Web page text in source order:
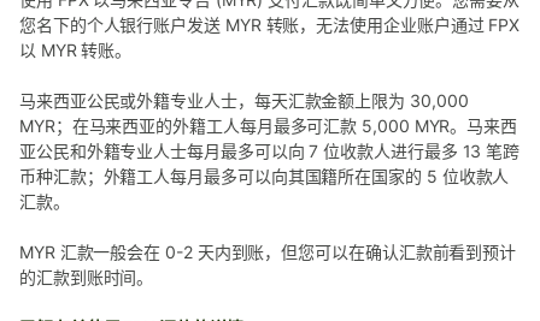
您名下的个人银行账户发送 MYR 转账，无法使用企业账户通过 FPX
以 MYR 转账。
马来西亚公民或外籍专业人士，每天汇款金额上限为 30,000
MYR；在马来西亚的外籍工人每月最多可汇款 5,000 MYR。马来西
亚公民和外籍专业人士每月最多可以向 7 位收款人进行最多 13 笔跨
币种汇款；外籍工人每月最多可以向其国籍所在国家的 5 位收款人
汇款。
MYR 汇款一般会在 0-2 天内到账，但您可以在确认汇款前看到预计
的汇款到账时间。